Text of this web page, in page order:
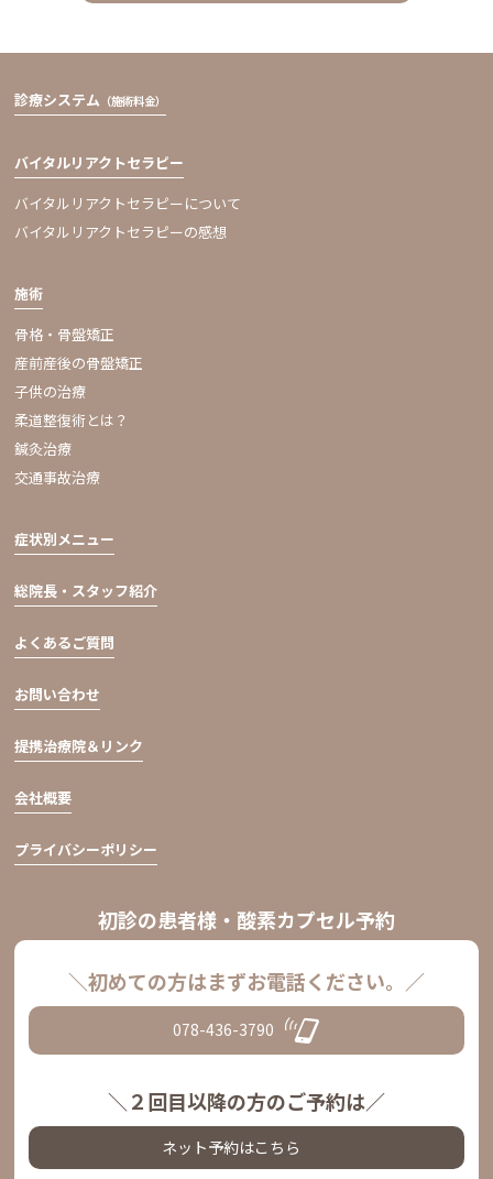
診療システム （施術料金）
バイタルリアクトセラピー
バイタルリアクトセラピーについて
バイタルリアクトセラピーの感想
施術
骨格・骨盤矯正
産前産後の骨盤矯正
子供の治療
柔道整復術とは？
鍼灸治療
交通事故治療
症状別メニュー
総院長・スタッフ紹介
よくあるご質問
お問い合わせ
提携治療院＆リンク
会社概要
プライバシーポリシー
初診の患者様・酸素カプセル予約
＼初めての方はまずお電話ください。／
078-436-3790
＼２回目以降の方のご予約は／
ネット予約はこちら